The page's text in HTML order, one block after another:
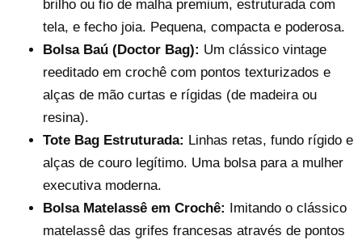
Reproduzir vídeo
brilho ou fio de malha premium, estruturada com
tela, e fecho joia. Pequena, compacta e poderosa.
Bolsa Baú (Doctor Bag): Um clássico vintage
reeditado em crochê com pontos texturizados e
alças de mão curtas e rígidas (de madeira ou
resina).
Tote Bag Estruturada: Linhas retas, fundo rígido e
alças de couro legítimo. Uma bolsa para a mulher
executiva moderna.
Bolsa Matelassê em Crochê: Imitando o clássico
matelassê das grifes francesas através de pontos